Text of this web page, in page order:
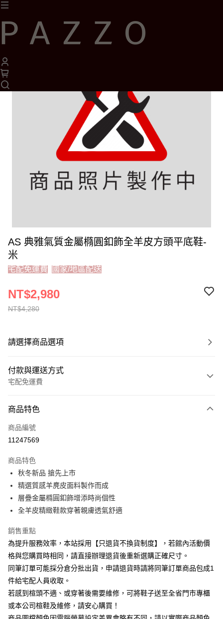
AS 典雅氣質金屬橢圓釦飾全羊皮方頭平底鞋-
米
宅配免運費 國家/地區配送
NT$4,280
NT$2,980
請選擇商品選項
付款與運送方式
宅配免運費
信用卡一次付款
禮物卡
Apple Pay
街口支付
icash Pay
貨到付款
新竹物流
免運費
離島宅配
商品特色
商品編號
11247569
商品特色
秋冬新品 搶先上市
精選質感羊麂皮面料製作而成
層疊金屬橢圓釦飾增添時尚個性
全羊皮精緻鞋款穿著親膚透氣舒適
銷售重點
為提升服務效率，本站採用【只退貨不換貨制度】，若館內活動價
格與您購買時相同，請直接辦理退貨後重新選購正確尺寸。
同筆訂單可能採分倉分批出貨，申請退貨時請將同筆訂單商品包成1
件給宅配人員收取。
若感到楦頭不適、或穿著後需要維修，可將鞋子送至全省門市專櫃
或本公司楦鞋及維修，請安心購買！